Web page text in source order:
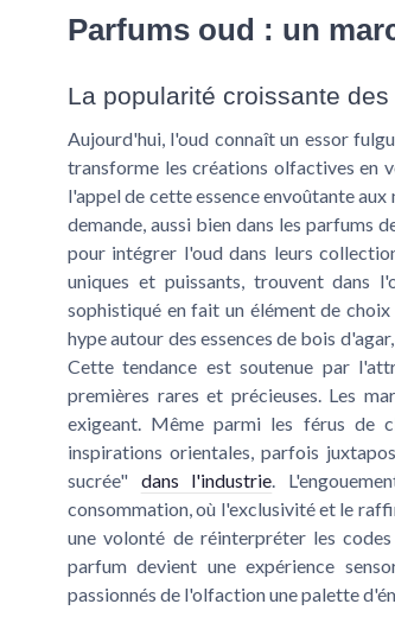
Parfums oud : un
La popularité croissante
Aujourd'hui, l'oud connaît un essor
transforme les créations olfactives en
l'appel de cette essence envoûtante
demande, aussi bien dans les parfums
pour intégrer l'oud dans leurs
uniques et puissants, trouvent dans
sophistiqué en fait un élément de
hype autour des essences de bois
Cette tendance est soutenue par
premières rares et précieuses. Les
exigeant. Même parmi les férus de
inspirations orientales, parfois
sucrée" dans l'industrie .
consommation, où l'exclusivité et le
une volonté de réinterpréter les
parfum devient une expérience
passionnés de l'olfaction une palette